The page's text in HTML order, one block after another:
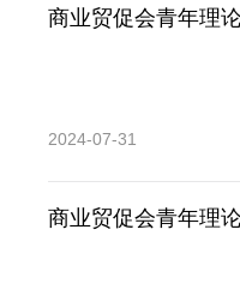
商业贸促会青年理
2024-07-31
商业贸促会青年理